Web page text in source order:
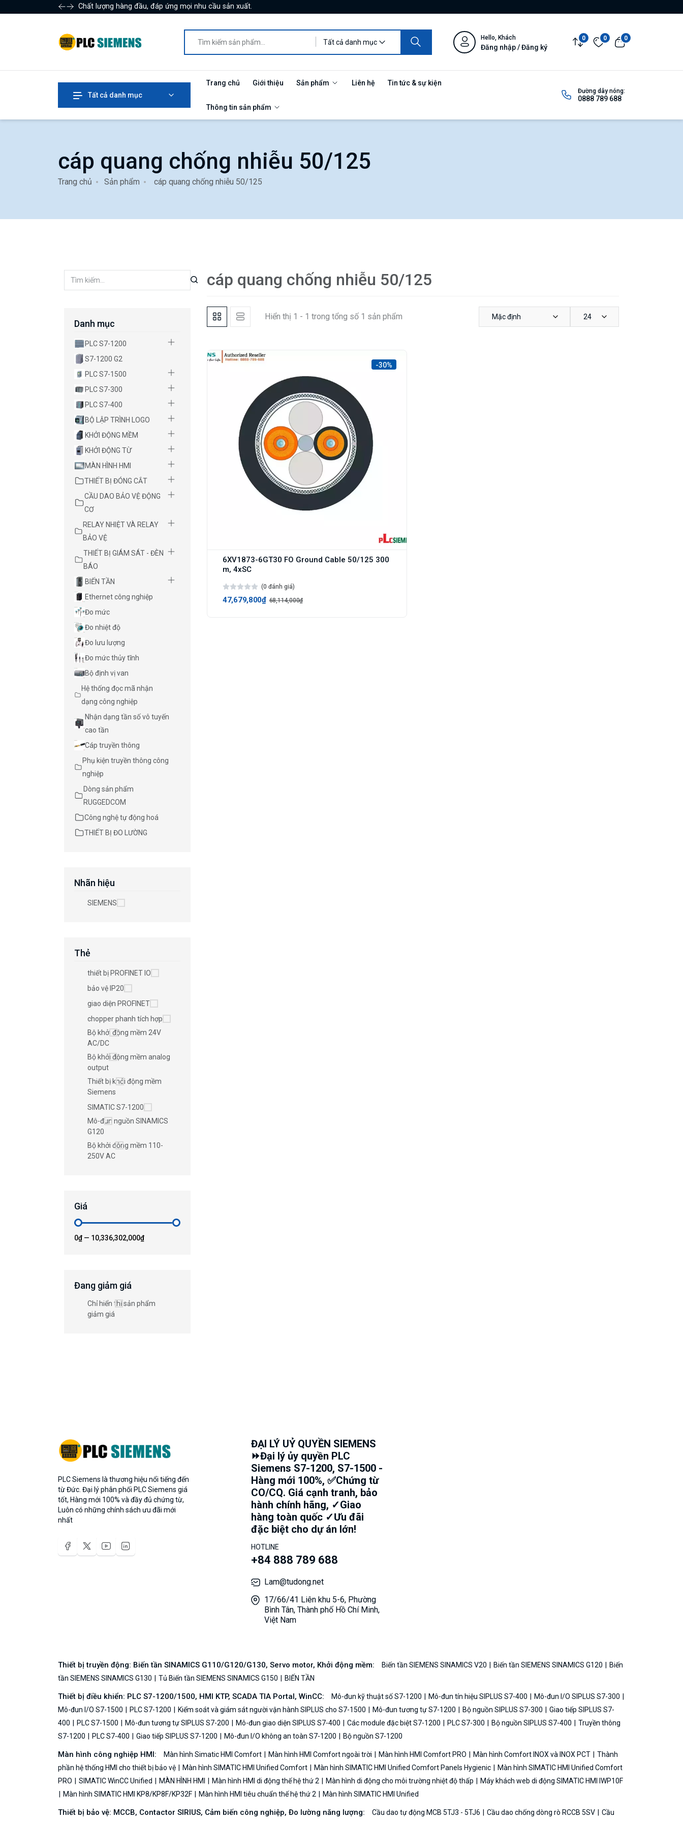
Chất lượng hàng đầu, đáp ứng mọi nhu cầu sản xuất.
Tất cả danh mục
Hello, Khách
Đăng nhập / Đăng ký
0 0 0
Tất cả danh mục
Trang chủ Giới thiệu Sản phẩm Liên hệ Tin tức & sự kiện
Thông tin sản phẩm
Đường dây nóng:
0888 789 688
cáp quang chống nhiễu 50/125
Trang chủ Sản phẩm cáp quang chống nhiễu 50/125
Danh mục
PLC S7-1200
S7-1200 G2
PLC S7-1500
PLC S7-300
PLC S7-400
BỘ LẬP TRÌNH LOGO
KHỞI ĐỘNG MỀM
KHỞI ĐỘNG TỪ
MÀN HÌNH HMI
THIẾT BỊ ĐÓNG CẮT
CẦU DAO BẢO VỆ ĐỘNG
CƠ
RELAY NHIỆT VÀ RELAY
BẢO VỆ
THIẾT BỊ GIÁM SÁT - ĐÈN
BÁO
BIẾN TẦN
Ethernet công nghiệp
Đo mức
Đo nhiệt độ
Đo lưu lượng
Đo mức thủy tĩnh
Bộ định vị van
Hệ thống đọc mã nhận
dạng công nghiệp
Nhận dạng tần số vô tuyến
cao tần
Cáp truyền thông
Phụ kiện truyền thông công
nghiệp
Dòng sản phẩm
RUGGEDCOM
Công nghệ tự động hoá
THIẾT BỊ ĐO LƯỜNG
Nhãn hiệu
SIEMENS
Thẻ
thiết bị PROFINET IO
bảo vệ IP20
giao diện PROFINET
chopper phanh tích hợp
Bộ khởi động mềm 24V
AC/DC
Bộ khởi động mềm analog
output
Thiết bị khởi động mềm
Siemens
SIMATIC S7-1200
Mô-đun nguồn SINAMICS
G120
Bộ khởi động mềm 110-
250V AC
Giá
0₫— 10,336,302,000₫
Đang giảm giá
Chỉ hiển thị sản phẩm
giảm giá
cáp quang chống nhiễu 50/125
Hiển thị 1 - 1 trong tổng số 1 sản phẩm Mặc định 24
-30%
6XV1873-6GT30 FO Ground Cable 50/125 300
m, 4xSC
(0 đánh giá)
47,679,800₫ 68,114,000₫
PLC Siemens là thương hiệu nổi tiếng đến
từ Đức. Đại lý phân phối PLC Siemens giá
tốt, Hàng mới 100% và đầy đủ chứng từ,
Luôn có những chính sách ưu đãi mới
nhất
ĐẠI LÝ UỶ QUYỀN SIEMENS
⏩Đại lý ủy quyền PLC
Siemens S7-1200, S7-1500 -
Hàng mới 100%, ✅Chứng từ
CO/CQ. Giá cạnh tranh, bảo
hành chính hãng, ✓Giao
hàng toàn quốc ✓Ưu đãi
đặc biệt cho dự án lớn!
HOTLINE
+84 888 789 688
Lam@tudong.net
17/66/41 Liên khu 5-6, Phường
Bình Tân, Thành phố Hồ Chí Minh,
Việt Nam
Thiết bị truyền động: Biến tần SINAMICS G110/G120/G130, Servo motor, Khởi động mềm: Biến tần SIEMENS SINAMICS V20 Biến tần SIEMENS SINAMICS G120
Biến
tần SIEMENS SINAMICS G130
Tủ Biến tần SIEMENS SINAMICS G150 BIẾN TẦN
Thiết bị điều khiển: PLC S7-1200/1500, HMI KTP, SCADA TIA Portal, WinCC: Mô-đun kỹ thuật số S7-1200 Mô-đun tín hiệu SIPLUS S7-400
Mô-đun I/O SIPLUS S7-300
Mô-đun I/O S7-1500
PLC S7-1200 Kiểm soát và giám sát người vận hành SIPLUS cho S7-1500 Mô-đun tương tự S7-1200 Bộ nguồn SIPLUS S7-300
Giao tiếp SIPLUS S7-
400
PLC S7-1500 Mô-đun tương tự SIPLUS S7-200 Mô-đun giao diện SIPLUS S7-400 Các module đặc biệt S7-1200 PLC S7-300 Bộ nguồn SIPLUS S7-400
Truyền thông
S7-1200
PLC S7-400 Giao tiếp SIPLUS S7-1200 Mô-đun I/O không an toàn S7-1200 Bộ nguồn S7-1200
Màn hình công nghiệp HMI: Màn hình Simatic HMI Comfort Màn hình HMI Comfort ngoài trời Màn hình HMI Comfort PRO Màn hình Comfort INOX và INOX PCT
Thành
phần hệ thống HMI cho thiết bị bảo vệ
Màn hình SIMATIC HMI Unified Comfort Màn hình SIMATIC HMI Unified Comfort Panels Hygienic
Màn hình SIMATIC HMI Unified Comfort
PRO
SIMATIC WinCC Unified MÀN HÌNH HMI Màn hình HMI di động thế hệ thứ 2 Màn hình di động cho môi trường nhiệt độ thấp
Máy khách web di động SIMATIC HMI IWP10F
Màn hình SIMATIC HMI KP8/KP8F/KP32F
Màn hình HMI tiêu chuẩn thế hệ thứ 2 Màn hình SIMATIC HMI Unified
Thiết bị bảo vệ: MCCB, Contactor SIRIUS, Cảm biến công nghiệp, Đo lường năng lượng: Cầu dao tự động MCB 5TJ3 - 5TJ6 Cầu dao chống dòng rò RCCB 5SV
Cầu